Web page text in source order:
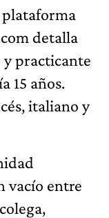
plataforma
detalla
practicante
15 años.
italiano y
vacío entre